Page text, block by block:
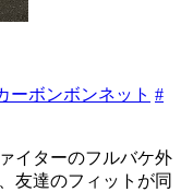
ーボンボンネット #
イターのフルバケ外
友達のフィットが同